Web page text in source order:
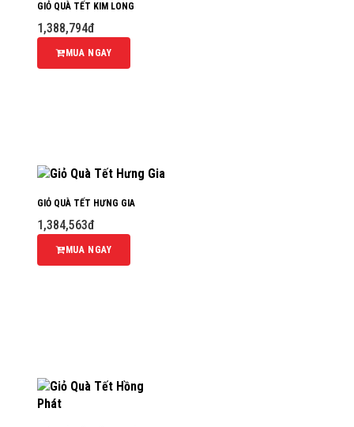
GIỎ QUÀ TẾT KIM LONG
1,388,794đ
MUA NGAY
GIỎ QUÀ TẾT HƯNG GIA
1,384,563đ
MUA NGAY